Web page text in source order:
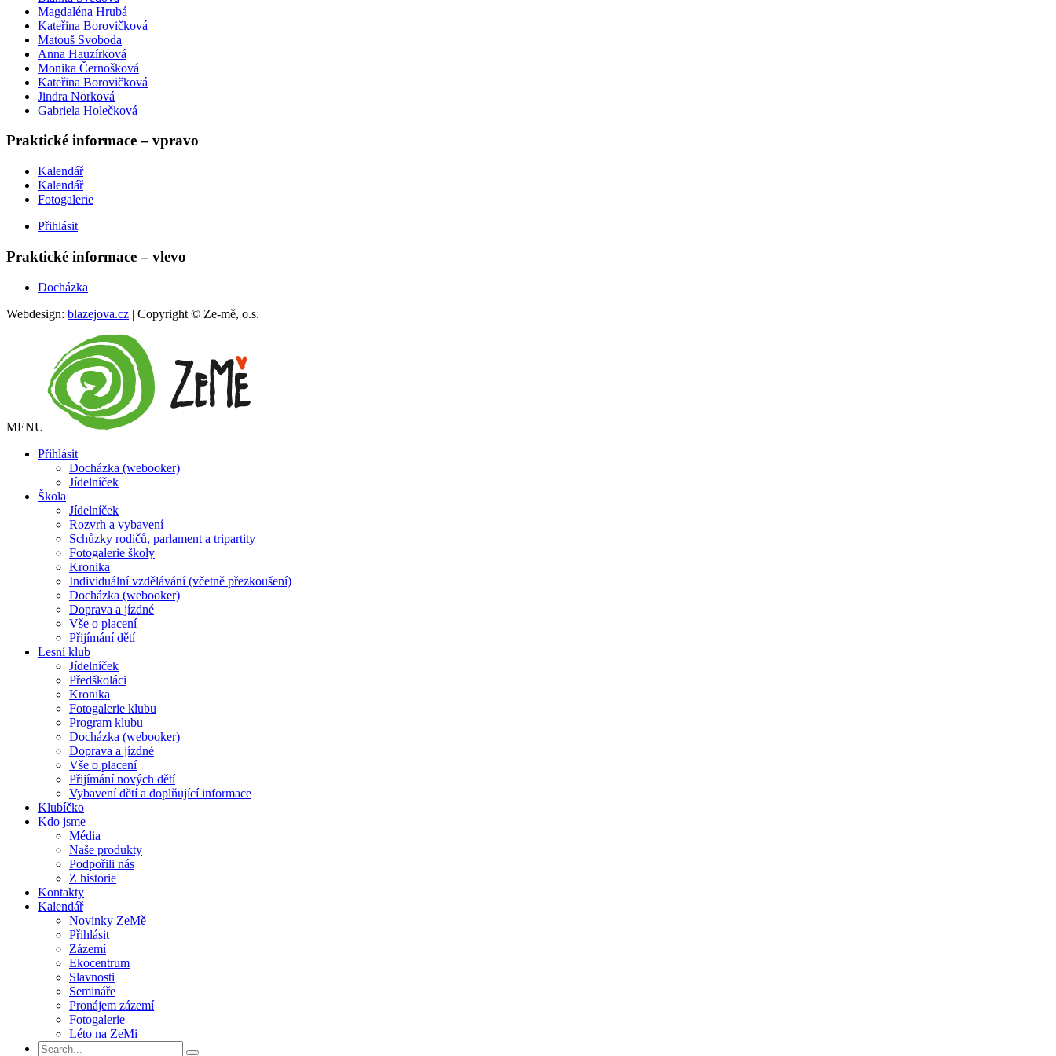
Magdaléna Hrubá
Kateřina Borovičková
Matouš Svoboda
Anna Hauzírková
Monika Černošková
Kateřina Borovičková
Jindra Norková
Gabriela Holečková
Praktické informace – vpravo
Kalendář
Kalendář
Fotogalerie
Přihlásit
Praktické informace – vlevo
Docházka
Webdesign: blazejova.cz | Copyright © Ze-mě, o.s.
MENU
Přihlásit
Docházka (webooker)
Jídelníček
Škola
Jídelníček
Rozvrh a vybavení
Schůzky rodičů, parlament a tripartity
Fotogalerie školy
Kronika
Individuální vzdělávání (včetně přezkoušení)
Docházka (webooker)
Doprava a jízdné
Vše o placení
Přijímání dětí
Lesní klub
Jídelníček
Předškoláci
Kronika
Fotogalerie klubu
Program klubu
Docházka (webooker)
Doprava a jízdné
Vše o placení
Přijímání nových dětí
Vybavení dětí a doplňující informace
Klubíčko
Kdo jsme
Média
Naše produkty
Podpořili nás
Z historie
Kontakty
Kalendář
Novinky ZeMě
Přihlásit
Zázemí
Ekocentrum
Slavnosti
Semináře
Pronájem zázemí
Fotogalerie
Léto na ZeMi